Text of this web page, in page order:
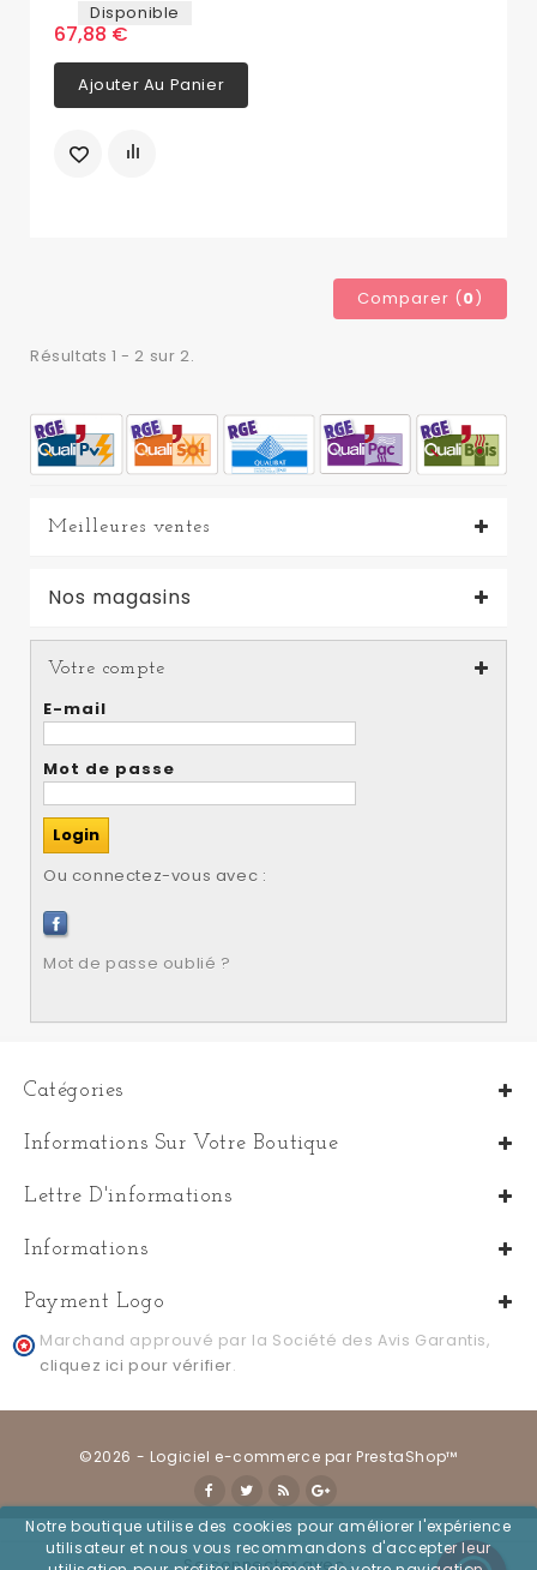
Notre boutique utilise des cookies pour améliorer l'expérience
utilisateur et nous vous recommandons d'accepter leur
Disponible
67,88 €
Ajouter Au Panier
Comparer (0)
Résultats 1 - 2 sur 2.
Meilleures ventes
Nos magasins
Votre compte
E-mail
Mot de passe
Ou connectez-vous avec :
Mot de passe oublié ?
Catégories
Informations Sur Votre Boutique
Lettre D'informations
Informations
©2026 - Logiciel e-commerce par PrestaShop™
Payment Logo
Marchand approuvé par la Société des Avis Garantis,
cliquez ici pour vérifier.
Se connecter avec :